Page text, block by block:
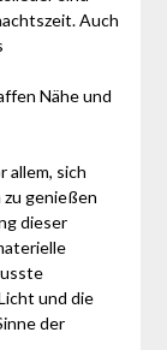
Auch
Nähe und
allem, sich
zu genießen
dieser
und die
der